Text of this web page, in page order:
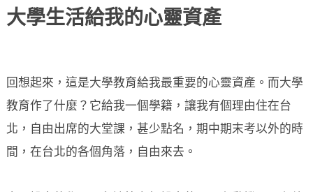
大學生活給我的心靈資產
回想起來，這是大學教育給我最重要的心靈資產。而大學
教育作了什麼？它給我一個學籍，讓我有個理由住在台
北，自由出席的大堂課，甚少點名，期中期末考以外的時
間，在台北的各個角落，自由來去。